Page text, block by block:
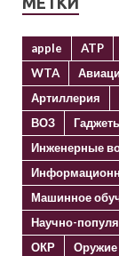
apple ATP
WTA
Артиллерия
ВОЗ
Инженерные
Машинное
Научно-
ОКР
Оружие